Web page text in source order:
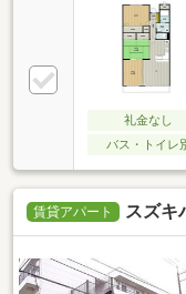
礼金なし
バス・トイレ
賃貸アパート スズキ